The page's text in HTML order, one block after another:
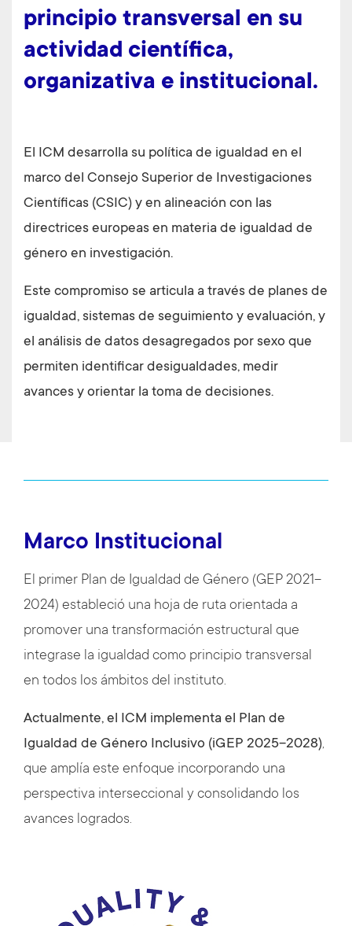
principio transversal en su
actividad científica,
organizativa e institucional.
El ICM desarrolla su política de igualdad en el
marco del Consejo Superior de Investigaciones
Científicas (CSIC) y en alineación con las
directrices europeas en materia de igualdad de
género en investigación.
Este compromiso se articula a través de planes de
igualdad, sistemas de seguimiento y evaluación, y
el análisis de datos desagregados por sexo que
permiten identificar desigualdades, medir
avances y orientar la toma de decisiones.
Marco Institucional
El primer Plan de Igualdad de Género (GEP 2021–
2024) estableció una hoja de ruta orientada a
promover una transformación estructural que
integrase la igualdad como principio transversal
en todos los ámbitos del instituto.
Actualmente, el ICM implementa el Plan de
Igualdad de Género Inclusivo (iGEP 2025–2028),
que amplía este enfoque incorporando una
perspectiva interseccional y consolidando los
avances logrados.